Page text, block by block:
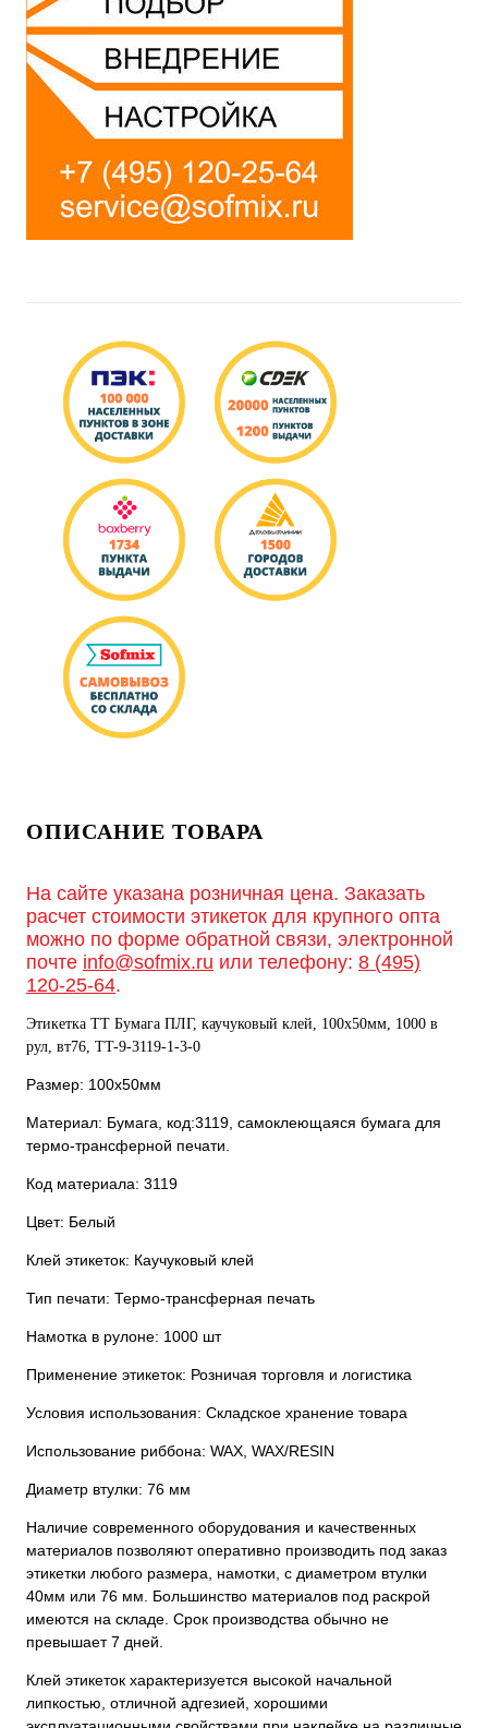
ОПИСАНИЕ ТОВАРА
На сайте указана розничная цена. Заказать
расчет стоимости этикеток для крупного опта
можно по форме обратной связи, электронной
почте info@sofmix.ru или телефону: 8 (495)
120-25-64.
Этикетка ТТ Бумага ПЛГ, каучуковый клей, 100х50мм, 1000 в
рул, вт76, TT-9-3119-1-3-0
Размер: 100х50мм
Материал: Бумага, код:3119, самоклеющаяся бумага для
термо-трансферной печати.
Код материала: 3119
Цвет: Белый
Клей этикеток: Каучуковый клей
Тип печати: Термо-трансферная печать
Намотка в рулоне: 1000 шт
Применение этикеток: Розничая торговля и логистика
Условия использования: Складское хранение товара
Использование риббона: WAX, WAX/RESIN
Диаметр втулки: 76 мм
Наличие современного оборудования и качественных
материалов позволяют оперативно производить под заказ
этикетки любого размера, намотки, с диаметром втулки
40мм или 76 мм. Большинство материалов под раскрой
имеются на складе. Срок производства обычно не
превышает 7 дней.
Клей этикеток характеризуется высокой начальной
липкостью, отличной адгезией, хорошими